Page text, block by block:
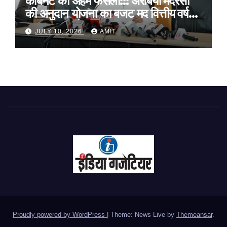
की अनुदान योजना का बजट मद वित्तीय वर्ष
2027-28 से समाप्त
JULY 10, 2026 AMIT
Proudly powered by WordPress | Theme: News Live by Themeansar.